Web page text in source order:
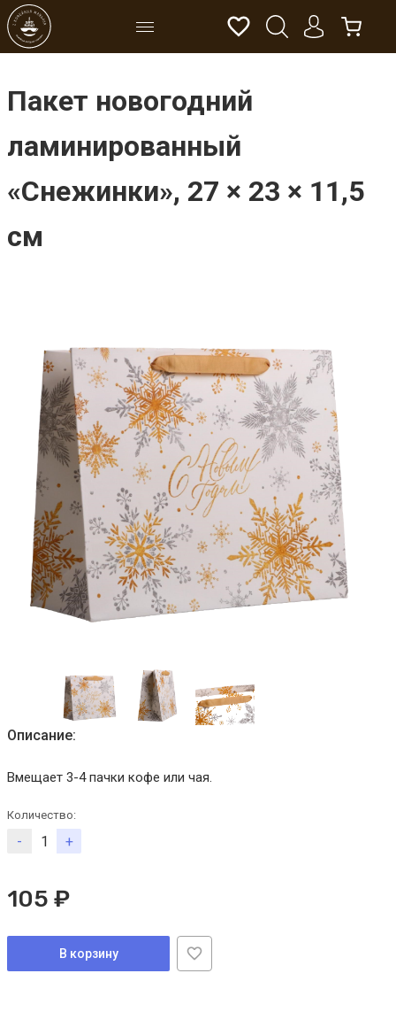
Пакет новогодний
ламинированный
«Снежинки», 27 × 23 × 11,5
см
Описание:
Вмещает 3-4 пачки кофе или чая.
Количество:
- +
105 ₽
В корзину